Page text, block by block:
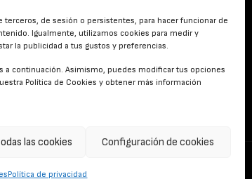
de sesión o persistentes, para hacer funcionar de
Igualmente, utilizamos cookies para medir y
la publicidad a tus gustos y preferencias.
a continuación. Asimismo, puedes modificar tus opciones
Política de Cookies y obtener más información
las cookies Configuración de cookies
Política de privacidad
Youtube Canal Cinerama